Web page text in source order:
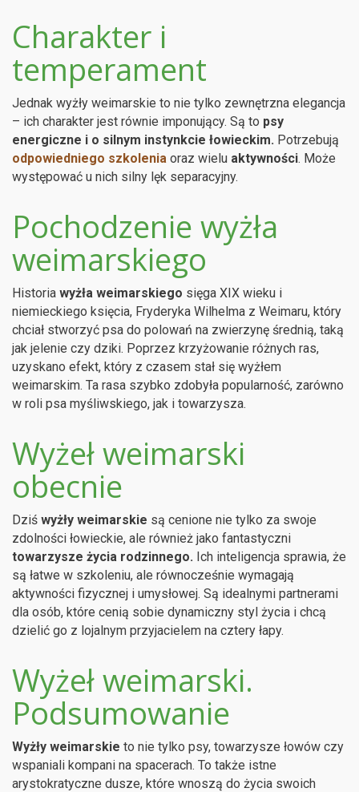
Charakter i
temperament
Jednak wyżły weimarskie to nie tylko zewnętrzna elegancja
– ich charakter jest równie imponujący. Są to psy
energiczne i o silnym instynkcie łowieckim. Potrzebują
odpowiedniego szkolenia oraz wielu aktywności. Może
występować u nich silny lęk separacyjny.
Pochodzenie wyżła
weimarskiego
Historia wyżła weimarskiego sięga XIX wieku i
niemieckiego księcia, Fryderyka Wilhelma z Weimaru, który
chciał stworzyć psa do polowań na zwierzynę średnią, taką
jak jelenie czy dziki. Poprzez krzyżowanie różnych ras,
uzyskano efekt, który z czasem stał się wyżłem
weimarskim. Ta rasa szybko zdobyła popularność, zarówno
w roli psa myśliwskiego, jak i towarzysza.
Wyżeł weimarski
obecnie
Dziś wyżły weimarskie są cenione nie tylko za swoje
zdolności łowieckie, ale również jako fantastyczni
towarzysze życia rodzinnego. Ich inteligencja sprawia, że
są łatwe w szkoleniu, ale równocześnie wymagają
aktywności fizycznej i umysłowej. Są idealnymi partnerami
dla osób, które cenią sobie dynamiczny styl życia i chcą
dzielić go z lojalnym przyjacielem na cztery łapy.
Wyżeł weimarski.
Podsumowanie
Wyżły weimarskie to nie tylko psy, towarzysze łowów czy
wspaniali kompani na spacerach. To także istne
arystokratyczne dusze, które wnoszą do życia swoich